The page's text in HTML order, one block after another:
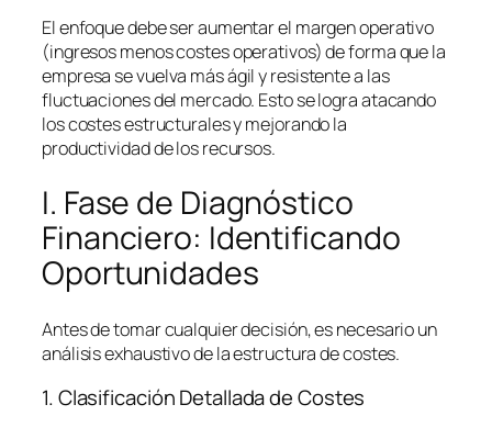
El enfoque debe ser aumentar el margen operativo
(ingresos menos costes operativos) de forma que la
empresa se vuelva más ágil y resistente a las
fluctuaciones del mercado. Esto se logra atacando
los costes estructurales y mejorando la
productividad de los recursos.
I. Fase de Diagnóstico
Financiero: Identificando
Oportunidades
Antes de tomar cualquier decisión, es necesario un
análisis exhaustivo de la estructura de costes.
1. Clasificación Detallada de Costes